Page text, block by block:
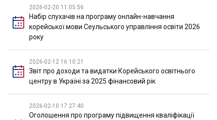
2026-02-20 11:05:56
Набір слухачів на програму онлайн-навчання
корейської мови Сеульського управління освіти 2026
року
2026-02-12 16:10:21
Звіт про доходи та видатки Корейського освітнього
центру в Україні за 2025 фінансовий рік
2026-02-10 17:27:40
Оголошення про програму підвищення кваліфікації